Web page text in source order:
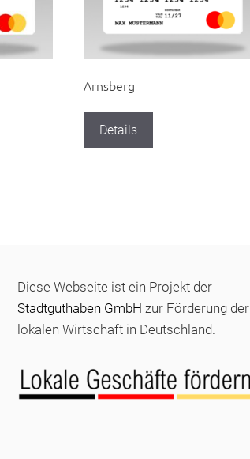
Arnsberg
Details
Diese Webseite ist ein Projekt der
Stadtguthaben GmbH zur Förderung der
lokalen Wirtschaft in Deutschland.